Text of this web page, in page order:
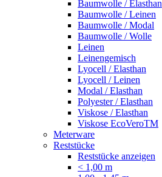
Baumwolle / Elasthan
Baumwolle / Leinen
Baumwolle / Modal
Baumwolle / Wolle
Leinen
Leinengemisch
Lyocell / Elasthan
Lyocell / Leinen
Modal / Elasthan
Polyester / Elasthan
Viskose / Elasthan
Viskose EcoVeroTM
Meterware
Reststücke
Reststücke anzeigen
< 1,00 m